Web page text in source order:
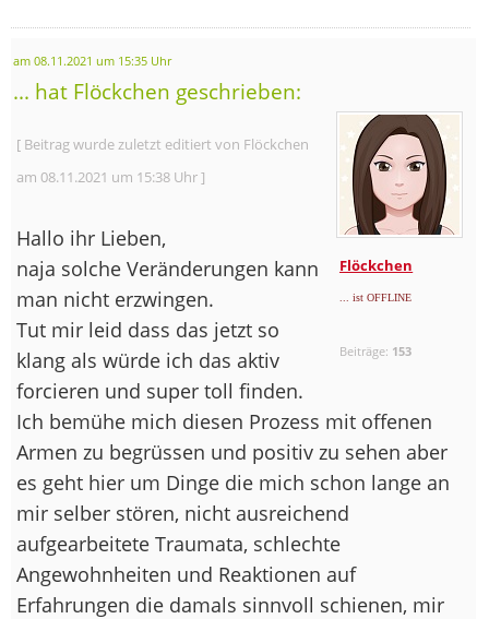
am 08.11.2021 um 15:35 Uhr
... hat Flöckchen geschrieben:
Flöckchen
... ist OFFLINE
Beiträge: 153
[ Beitrag wurde zuletzt editiert von Flöckchen
am 08.11.2021 um 15:38 Uhr ]
Hallo ihr Lieben,
naja solche Veränderungen kann
man nicht erzwingen.
Tut mir leid dass das jetzt so
klang als würde ich das aktiv
forcieren und super toll finden.
Ich bemühe mich diesen Prozess mit offenen
Armen zu begrüssen und positiv zu sehen aber
es geht hier um Dinge die mich schon lange an
mir selber stören, nicht ausreichend
aufgearbeitete Traumata, schlechte
Angewohnheiten und Reaktionen auf
Erfahrungen die damals sinnvoll schienen, mir